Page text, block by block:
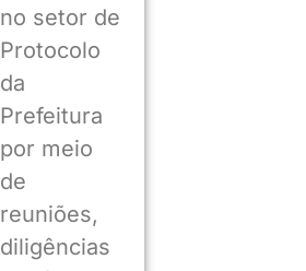
no setor de
Protocolo
da
Prefeitura
por meio
de
reuniões,
diligências